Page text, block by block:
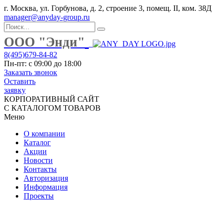
г. Москва, ул. Горбунова, д. 2, строение 3, помещ. II, ком. 38Д
manager@anyday-group.ru
ООО "Энди"
8(495)679-84-82
Пн-пт: с 09:00 до 18:00
Заказать звонок
Оставить
заявку
КОРПОРАТИВНЫЙ САЙТ
С КАТАЛОГОМ ТОВАРОВ
Меню
О компании
Каталог
Акции
Новости
Контакты
Авторизация
Информация
Проекты